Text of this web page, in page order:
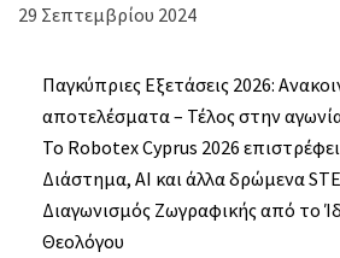
Ημερομηνία
29 Σεπτεμβρίου 2024
Παγκύπριες Εξετάσεις 2026:
αποτελέσματα – Τέλος στην
Το Robotex Cyprus 2026
Διάστημα, AI και άλλα δρώμενα
Διαγωνισμός Ζωγραφικής από το
Θεολόγου